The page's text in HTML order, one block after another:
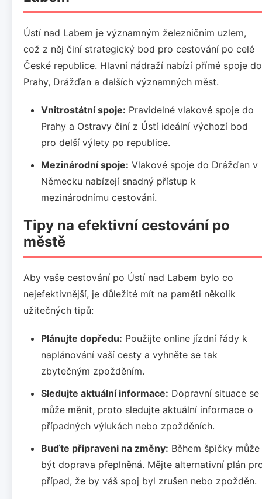
Ústí nad Labem je významným železničním uzlem,
což z něj činí strategický bod pro cestování po celé
České republice. Hlavní nádraží nabízí přímé spoje do
Prahy, Drážďan a dalších významných měst.
Vnitrostátní spoje: Pravidelné vlakové spoje do
Prahy a Ostravy činí z Ústí ideální výchozí bod
pro delší výlety po republice.
Mezinárodní spoje: Vlakové spoje do Drážďan v
Německu nabízejí snadný přístup k
mezinárodnímu cestování.
Tipy na efektivní cestování po
městě
Aby vaše cestování po Ústí nad Labem bylo co
nejefektivnější, je důležité mít na paměti několik
užitečných tipů:
Plánujte dopředu: Použijte online jízdní řády k
naplánování vaší cesty a vyhněte se tak
zbytečným zpožděním.
Sledujte aktuální informace: Dopravní situace se
může měnit, proto sledujte aktuální informace o
případných výlukách nebo zpožděních.
Buďte připraveni na změny: Během špičky může
být doprava přeplněná. Mějte alternativní plán
případ, že by váš spoj byl zrušen nebo zpožděn.